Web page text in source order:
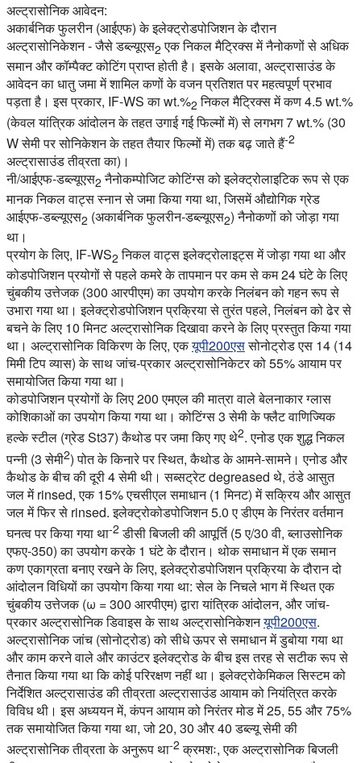
अल्ट्रासोनिक आवेदन:
अकार्बनिक फुलरीन (आईएफ) के इलेक्ट्रोडपोजिशन के दौरान
अल्ट्रासोनिकेशन - जैसे डब्ल्यूएस2 एक निकल मैट्रिक्स में नैनोकणों से अधिक
समान और कॉम्पैक्ट कोटिंग प्राप्त होती है। इसके अलावा, अल्ट्रासाउंड के
आवेदन का धातु जमा में शामिल कणों के वजन प्रतिशत पर महत्वपूर्ण प्रभाव
पड़ता है। इस प्रकार, IF-WS का wt.%2 निकल मैट्रिक्स में कण 4.5 wt.%
(केवल यांत्रिक आंदोलन के तहत उगाई गई फिल्मों में) से लगभग 7 wt.% (30
W सेमी पर सोनिकेशन के तहत तैयार फिल्मों में) तक बढ़ जाते हैं-2
अल्ट्रासाउंड तीव्रता का)।
नी/आईएफ-डब्ल्यूएस2 नैनोकम्पोजिट कोटिंग्स को इलेक्ट्रोलाइटिक रूप से एक
मानक निकल वाट्स स्नान से जमा किया गया था, जिसमें औद्योगिक ग्रेड
आईएफ-डब्ल्यूएस2 (अकार्बनिक फुलरीन-डब्ल्यूएस2) नैनोकणों को जोड़ा गया
था।
प्रयोग के लिए, IF-WS2 निकल वाट्स इलेक्ट्रोलाइट्स में जोड़ा गया था और
कोडपोजिशन प्रयोगों से पहले कमरे के तापमान पर कम से कम 24 घंटे के लिए
चुंबकीय उत्तेजक (300 आरपीएम) का उपयोग करके निलंबन को गहन रूप से
उभारा गया था। इलेक्ट्रोडपोजिशन प्रक्रिया से तुरंत पहले, निलंबन को ढेर से
बचने के लिए 10 मिनट अल्ट्रासोनिक दिखावा करने के लिए प्रस्तुत किया गया
था। अल्ट्रासोनिक विकिरण के लिए, एकयूपी200एससोनोट्रोड एस 14 (14
मिमी टिप व्यास) के साथ जांच-प्रकार अल्ट्रासोनिकेटर को 55% आयाम पर
समायोजित किया गया था।
कोडपोजिशन प्रयोगों के लिए 200 एमएल की मात्रा वाले बेलनाकार ग्लास
कोशिकाओं का उपयोग किया गया था। कोटिंग्स 3 सेमी के फ्लैट वाणिज्यिक
हल्के स्टील (ग्रेड St37) कैथोड पर जमा किए गए थे2. एनोड एक शुद्ध निकल
पन्नी (3 सेमी2) पोत के किनारे पर स्थित, कैथोड के आमने-सामने। एनोड और
कैथोड के बीच की दूरी 4 सेमी थी। सब्सट्रेट degreased थे, ठंडे आसुत
जल में rinsed, एक 15% एचसीएल समाधान (1 मिनट) में सक्रिय और आसुत
जल में फिर से rinsed. इलेक्ट्रोकोडपोजिशन 5.0 ए डीएम के निरंतर वर्तमान
घनत्व पर किया गया था-2 डीसी बिजली की आपूर्ति (5 ए/30 वी, ब्लाउसोनिक
एफए-350) का उपयोग करके 1 घंटे के दौरान। थोक समाधान में एक समान
कण एकाग्रता बनाए रखने के लिए, इलेक्ट्रोडपोजिशन प्रक्रिया के दौरान दो
आंदोलन विधियों का उपयोग किया गया था: सेल के निचले भाग में स्थित एक
चुंबकीय उत्तेजक (ω = 300 आरपीएम) द्वारा यांत्रिक आंदोलन, और जांच-
प्रकार अल्ट्रासोनिक डिवाइस के साथ अल्ट्रासोनिकेशनयूपी200एस.
अल्ट्रासोनिक जांच (सोनोट्रोड) को सीधे ऊपर से समाधान में डुबोया गया था
और काम करने वाले और काउंटर इलेक्ट्रोड के बीच इस तरह से सटीक रूप से
तैनात किया गया था कि कोई परिरक्षण नहीं था। इलेक्ट्रोकेमिकल सिस्टम को
निर्देशित अल्ट्रासाउंड की तीव्रता अल्ट्रासाउंड आयाम को नियंत्रित करके
विविध थी। इस अध्ययन में, कंपन आयाम को निरंतर मोड में 25, 55 और 75%
तक समायोजित किया गया था, जो 20, 30 और 40 डब्ल्यू सेमी की
अल्ट्रासोनिक तीव्रता के अनुरूप था-2 क्रमशः, एक अल्ट्रासोनिक बिजली